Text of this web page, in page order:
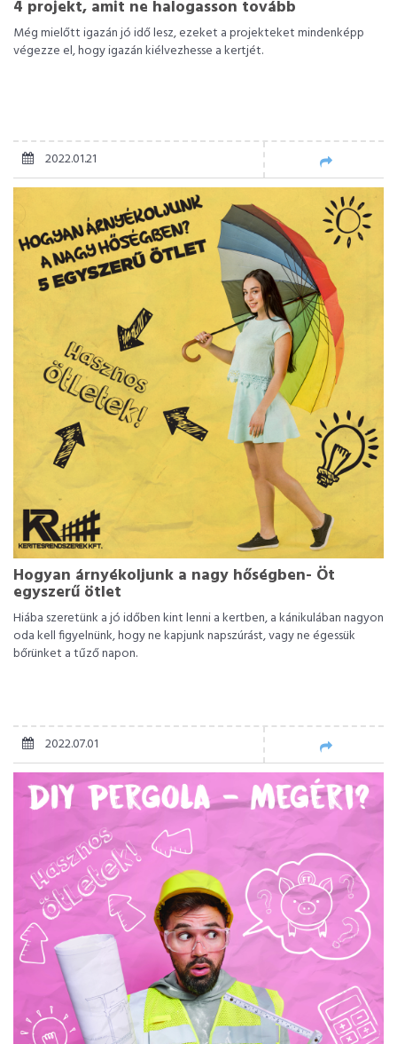
4 projekt, amit ne halogasson tovább
Még mielőtt igazán jó idő lesz, ezeket a projekteket mindenképp
végezze el, hogy igazán kiélvezhesse a kertjét.
2022.01.21
Hogyan árnyékoljunk a nagy hőségben- Öt
egyszerű ötlet
Hiába szeretünk a jó időben kint lenni a kertben, a kánikulában nagyon
oda kell figyelnünk, hogy ne kapjunk napszúrást, vagy ne égessük
bőrünket a tűző napon.
2022.07.01